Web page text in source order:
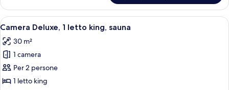
Deluxe,
letto
balcone
Apri
tutte
le
foto
per
Camera
Una camera d'albergo con un letto,
5
Camera Deluxe, 1 letto king, sauna
30 m²
1 camera
Per 2 persone
1 letto king